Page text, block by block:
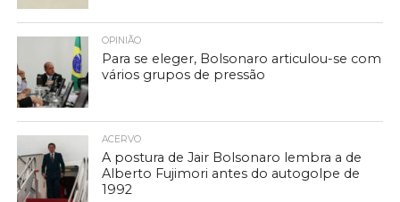
OPINIÃO
Para se eleger, Bolsonaro articulou-se com
vários grupos de pressão
ACERVO
A postura de Jair Bolsonaro lembra a de
Alberto Fujimori antes do autogolpe de
1992